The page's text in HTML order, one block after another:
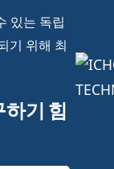
있는 독립
기 위해 최
기 힘